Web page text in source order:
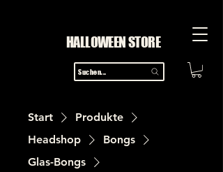
HALLOWEEN STORE
Suchen...
Start
Produkte
Headshop
Bongs
Glas-Bongs